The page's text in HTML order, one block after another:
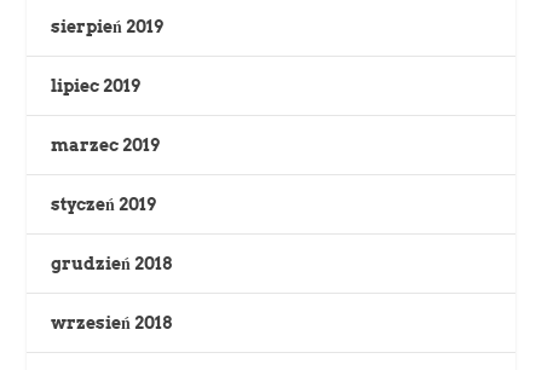
sierpień 2019
lipiec 2019
marzec 2019
styczeń 2019
grudzień 2018
wrzesień 2018